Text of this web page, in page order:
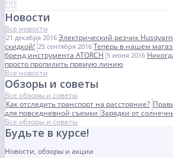
Новости
Все новости
21 декабря 2016 Электрический резчик
скидкой! 25 сентября 2016 Теперь в нашем
бренд инструмента ATORCH 5 июня 2016
просто пропилить прямую линию
Все новости
Обзоры и советы
Все обзоры и советы
Как отследить транспорт на расстояние?
для повседневной съемки Зарядки от
Все обзоры и советы
Будьте в курсе!
Новости, обзоры и акции